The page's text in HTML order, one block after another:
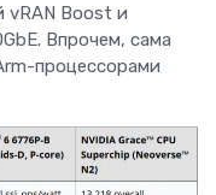
vRAN Boost и
Впрочем, сама
процессорами